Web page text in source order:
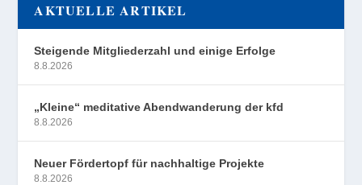
AKTUELLE ARTIKEL
Steigende Mitgliederzahl und einige Erfolge
8.8.2026
„Kleine“ meditative Abendwanderung der kfd
8.8.2026
Neuer Fördertopf für nachhaltige Projekte
8.8.2026